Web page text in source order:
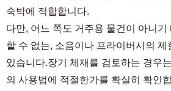
숙박에 적합합니다.
다만, 어느 쪽도 거주용 물건이 아니
할 수 없는, 소음이나 프라이버시의 제
있습니다.장기 체재를 검토하는 경우
의 사용법에 적절한가를 확실히 확인